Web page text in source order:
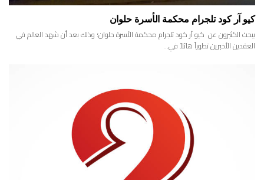
كيو آر كود تلجرام محكمة الأسرة حلوان
يبحث الكثيرون عن كيو آر كود تلجرام محكمة الأسرة حلوان؛ وذلك بعد أن شهد العالم في
العقدين الأخيرين تطوراً هائلاً في…